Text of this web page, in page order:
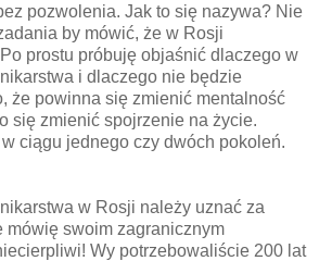
pozwolenia. Jak to się nazywa? Nie
by mówić, że w Rosji
prostu próbuję objaśnić dlaczego w
i dlaczego nie będzie
że powinna się zmienić mentalność
się zmienić spojrzenie na życie.
ciągu jednego czy dwóch pokoleń.
w Rosji należy uznać za
mówię swoim zagranicznym
Wy potrzebowaliście 200 lat